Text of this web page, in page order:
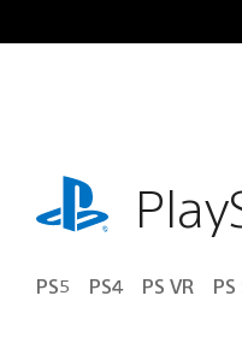
Inhalt
playstation.com
PS5 PS4 PS VR